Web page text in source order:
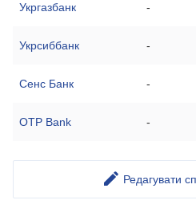
Укргазбанк -
Укрсиббанк -
Сенс Банк -
OTP Bank -
Редагувати